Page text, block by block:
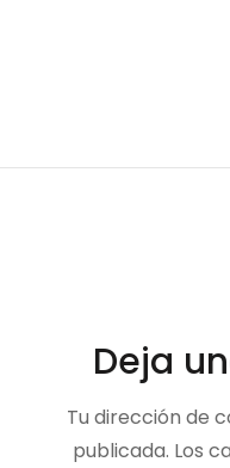
Deja
Tu dirección de
publicada. Los